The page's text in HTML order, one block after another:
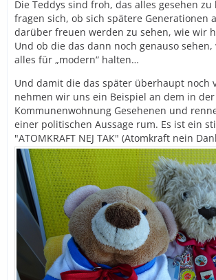
Die Teddys sind froh, das alles gesehen
fragen sich, ob sich spätere Generationen
darüber freuen werden zu sehen, wie wir
Und ob die das dann noch genauso
alles für „modern“ halten…
Und damit die das später überhaupt noch
nehmen wir uns ein Beispiel an dem in
Kommunenwohnung Gesehenen und
einer politischen Aussage rum. Es ist ein
"ATOMKRAFT NEJ TAK" (Atomkraft nein